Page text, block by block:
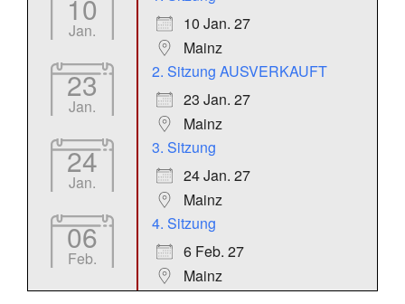
10
Jan.
10 Jan. 27
Mainz
23
Jan.
2. Sitzung AUSVERKAUFT
23 Jan. 27
Mainz
24
Jan.
3. Sitzung
24 Jan. 27
Mainz
06
Feb.
4. Sitzung
6 Feb. 27
Mainz